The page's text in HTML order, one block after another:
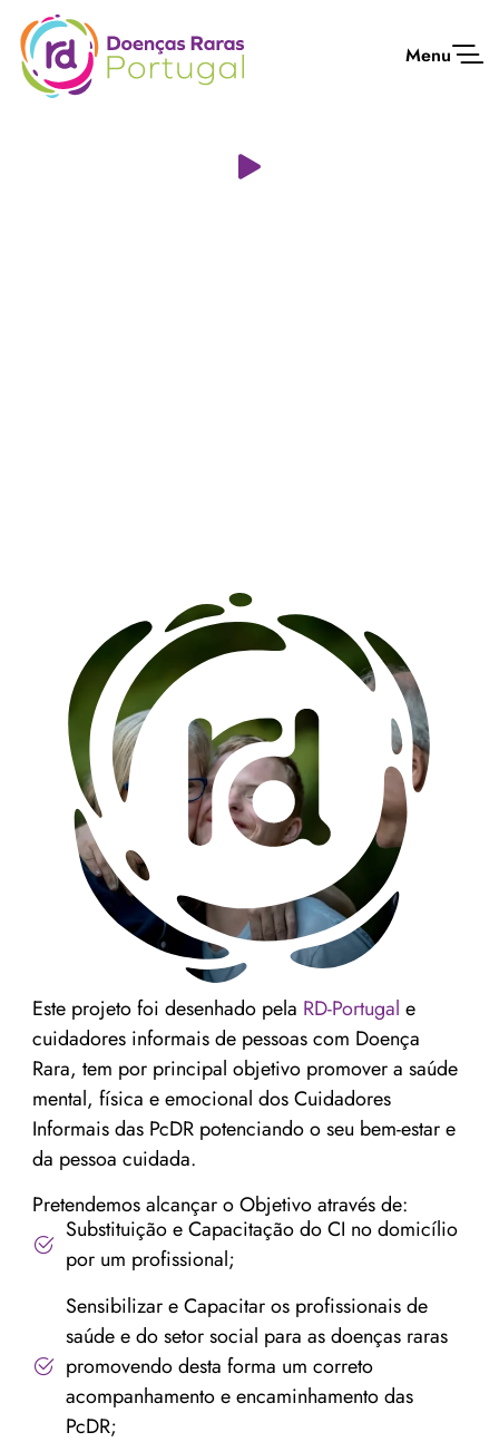
Menu
Este projeto foi desenhado pela RD-Portugal e
cuidadores informais de pessoas com Doença
Rara, tem por principal objetivo promover a saúde
mental, física e emocional dos Cuidadores
Informais das PcDR potenciando o seu bem-estar e
da pessoa cuidada.
Pretendemos alcançar o Objetivo através de:
Substituição e Capacitação do CI no domicílio
por um profissional;
Sensibilizar e Capacitar os profissionais de
saúde e do setor social para as doenças raras
promovendo desta forma um correto
acompanhamento e encaminhamento das
PcDR;